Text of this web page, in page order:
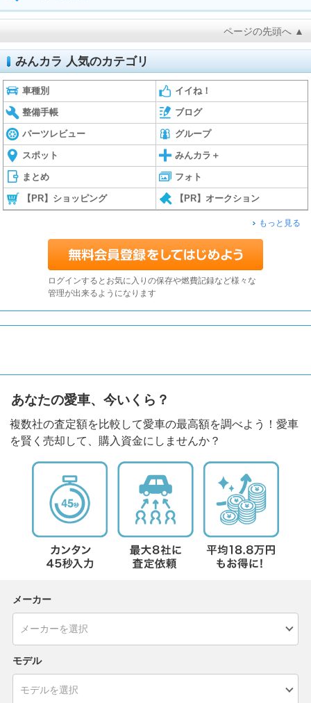
ページの先頭へ ▲
みんカラ 人気のカテゴリ
車種別 イイね！
整備手帳 ブログ
パーツレビュー グループ
スポット みんカラ＋
まとめ フォト
【PR】ショッピング 【PR】オークション
もっと見る
ログインするとお気に入りの保存や燃費記録など様々な
管理が出来るようになります
あなたの愛車、今いくら？
複数社の査定額を比較して愛車の最高額を調べよう！愛車
を賢く売却して、購入資金にしませんか？
メーカー
モデル